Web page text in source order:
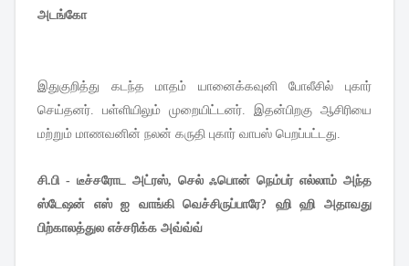
அடங்கோ
இதுகுறித்து கடந்த மாதம் யானைக்கவுனி போலீசில் புகார்
செய்தனர். பள்ளியிலும் முறையிட்டனர். இதன்பிறகு ஆசிரியை
மற்றும் மாணவனின் நலன் கருதி புகார் வாபஸ் பெறப்பட்டது.
சி.பி - டீச்சரோட அட்ரஸ், செல் ஃபொன் நெம்பர் எல்லாம் அந்த
ஸ்டேஷன் எஸ் ஐ வாங்கி வெச்சிருப்பாரே? ஹி ஹி அதாவது
பிற்காலத்துல எச்சரிக்க அவ்வ்வ்